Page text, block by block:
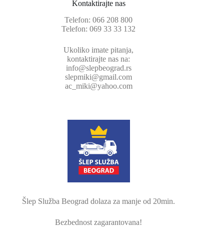
Kontaktirajte nas
Telefon:066 208 800
Telefon:069 33 33 132
Ukoliko imate pitanja,
kontaktirajte nas na:
info@slepbeograd.rs
slepmiki@gmail.com
ac_miki@yahoo.com
Šlep Služba Beograd dolaza za manje od 20min.
Bezbednost zagarantovana!